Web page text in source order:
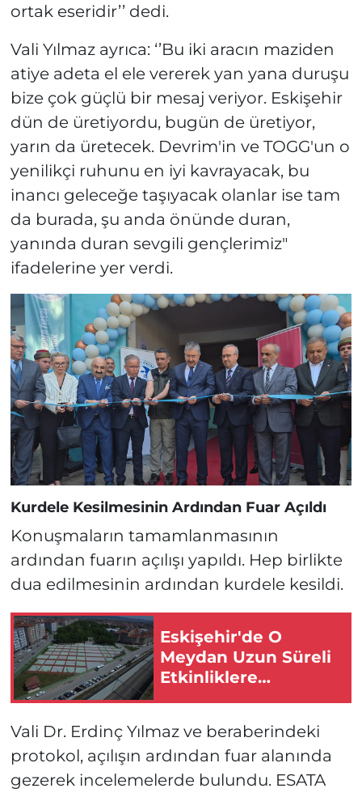
ortak eseridir’’ dedi.
Vali Yılmaz ayrıca: ‘’Bu iki aracın maziden
atiye adeta el ele vererek yan yana duruşu
bize çok güçlü bir mesaj veriyor. Eskişehir
dün de üretiyordu, bugün de üretiyor,
yarın da üretecek. Devrim'in ve TOGG'un o
yenilikçi ruhunu en iyi kavrayacak, bu
inancı geleceğe taşıyacak olanlar ise tam
da burada, şu anda önünde duran,
yanında duran sevgili gençlerimiz"
ifadelerine yer verdi.
Kurdele Kesilmesinin Ardından Fuar Açıldı
Konuşmaların tamamlanmasının
ardından fuarın açılışı yapıldı. Hep birlikte
dua edilmesinin ardından kurdele kesildi.
Eskişehir'de O
Meydan Uzun Süreli
Etkinliklere
Vali Dr. Erdinç Yılmaz ve beraberindeki
protokol, açılışın ardından fuar alanında
gezerek incelemelerde bulundu. ESATA